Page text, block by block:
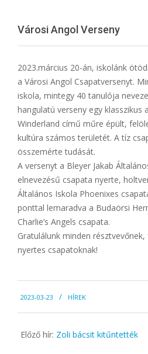
Városi Angol Verseny
2023.március 20-án, iskolánk
a Városi Angol Csapatversenyt.
iskola, mintegy 40 tanulója
hangulatú verseny egy klasszikus
Winderland című műre épült,
kultúra számos területét. A tíz
összemérte tudását.
A versenyt a Bleyer Jakab
elnevezésű csapata nyerte,
Általános Iskola Phoenixes
ponttal lemaradva a Budaörsi
Charlie’s Angels csapata.
Gratulálunk minden
nyertes csapatoknak!
03-
23
2023-03-23 HÍREK
Előző hír: Zoli bácsit kitűntették